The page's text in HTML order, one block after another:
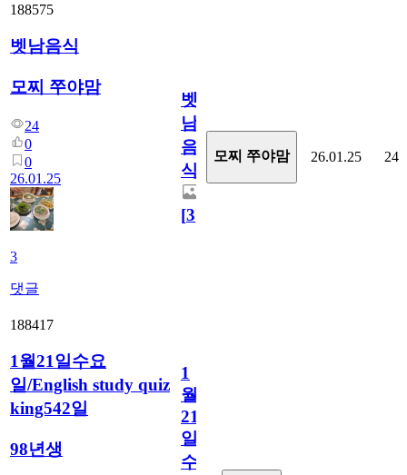
188575
벳남음식
모찌 쭈야맘
24
0
0
26.01.25
3
댓글
벳
남
음
식
[3]
모찌 쭈야맘 26.01.25 24
188417
1월21일수요
일/English study quiz
king542일
98년생
1
월
21
일
수